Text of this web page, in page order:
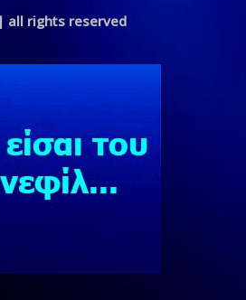
all rights reserved